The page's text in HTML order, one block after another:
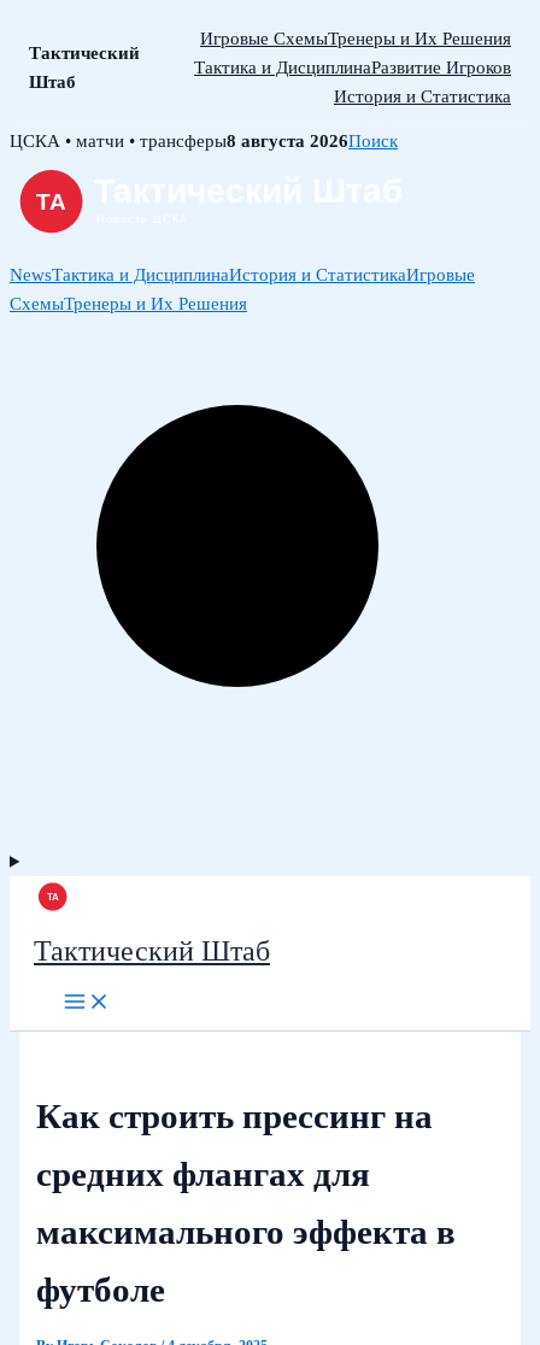
Тактический
Штаб
Игровые СхемыТренеры и Их Решения
Тактика и ДисциплинаРазвитие Игроков
История и Статистика
Skip
content
ЦСКА • матчи • трансферы8 августа 2026Поиск
NewsТактика и ДисциплинаИстория и СтатистикаИгровые
СхемыТренеры и Их Решения
Тактический Штаб
Как строить прессинг на
средних флангах для
максимального эффекта в
футболе